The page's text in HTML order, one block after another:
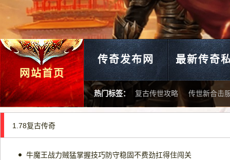
网站首页
传奇发布网 最新传奇
热门标签： 复古传世攻略 传世新合击
1.78复古传奇
牛魔王战力贼猛掌握技巧防守稳固不费劲扛得住闯关